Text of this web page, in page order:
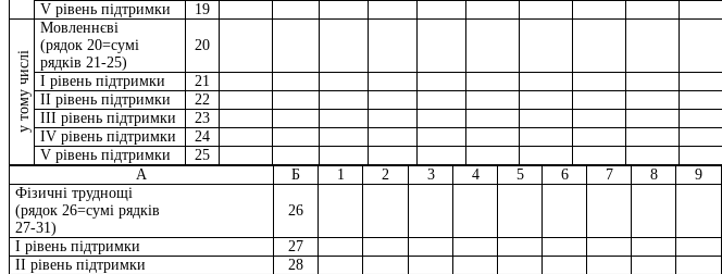
V рівень підтримки
19
у тому числі
Мовленнєві
(рядок 20=сумі
рядків 21-25)
20
I рівень підтримки
21
II рівень підтримки
22
III рівень підтримки
23
IV рівень підтримки
24
V рівень підтримки
25
А
Б 1 2 3 4 5 6 7 8 9
Фізичні труднощі
(рядок 26=сумі рядків
27-31)
26
I рівень підтримки
27
II рівень підтримки
28